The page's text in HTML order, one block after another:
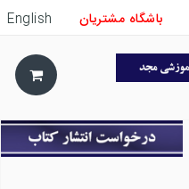
باشگاه مشتریان English